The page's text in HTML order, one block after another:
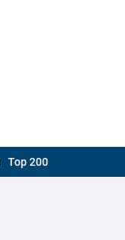
Top 200